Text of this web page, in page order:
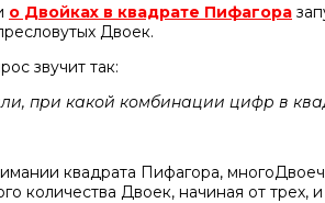
о Двойках в квадрате Пифагора
Двоек.
звучит так:
при какой комбинации цифр в
квадрата Пифагора,
количества Двоек, начиная от